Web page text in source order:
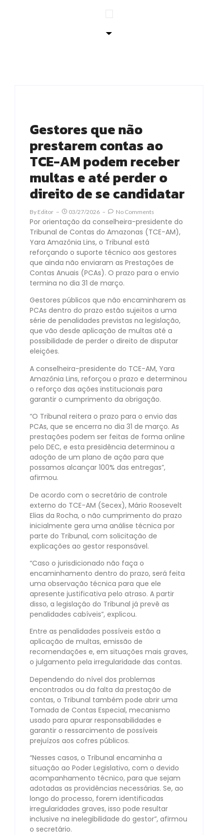
Gestores que não
prestarem contas ao
TCE-AM podem receber
multas e até perder o
direito de se candidatar
By Editor 03/27/2026 No Comments
Por orientação da conselheira-presidente do
Tribunal de Contas do Amazonas (TCE-AM),
Yara Amazônia Lins, o Tribunal está
reforçando o suporte técnico aos gestores
que ainda não enviaram as Prestações de
Contas Anuais (PCAs). O prazo para o envio
termina no dia 31 de março.
Gestores públicos que não encaminharem as
PCAs dentro do prazo estão sujeitos a uma
série de penalidades previstas na legislação,
que vão desde aplicação de multas até a
possibilidade de perder o direito de disputar
eleições.
A conselheira-presidente do TCE-AM, Yara
Amazônia Lins, reforçou o prazo e determinou
o reforço das ações institucionais para
garantir o cumprimento da obrigação.
“O Tribunal reitera o prazo para o envio das
PCAs, que se encerra no dia 31 de março. As
prestações podem ser feitas de forma online
pelo DEC, e esta presidência determinou a
adoção de um plano de ação para que
possamos alcançar 100% das entregas”,
afirmou.
De acordo com o secretário de controle
externo do TCE-AM (Secex), Mário Roosevelt
Elias da Rocha, o não cumprimento do prazo
inicialmente gera uma análise técnica por
parte do Tribunal, com solicitação de
explicações ao gestor responsável.
“Caso o jurisdicionado não faça o
encaminhamento dentro do prazo, será feita
uma observação técnica para que ele
apresente justificativa pelo atraso. A partir
disso, a legislação do Tribunal já prevê as
penalidades cabíveis”, explicou.
Entre as penalidades possíveis estão a
aplicação de multas, emissão de
recomendações e, em situações mais graves,
o julgamento pela irregularidade das contas.
Dependendo do nível dos problemas
encontrados ou da falta da prestação de
contas, o Tribunal também pode abrir uma
Tomada de Contas Especial, mecanismo
usado para apurar responsabilidades e
garantir o ressarcimento de possíveis
prejuízos aos cofres públicos.
“Nesses casos, o Tribunal encaminha a
situação ao Poder Legislativo, com o devido
acompanhamento técnico, para que sejam
adotadas as providências necessárias. Se, ao
longo do processo, forem identificadas
irregularidades graves, isso pode resultar
inclusive na inelegibilidade do gestor”, afirmou
o secretário.